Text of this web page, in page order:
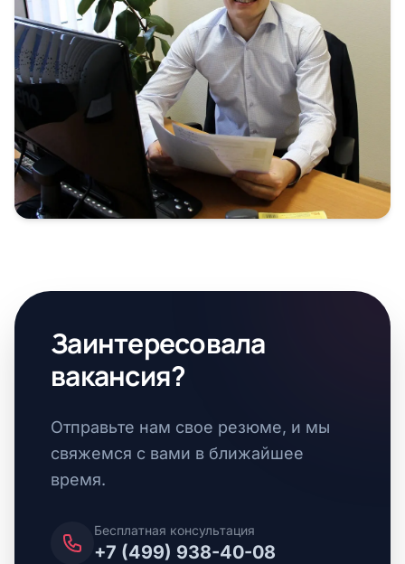
Заинтересовала
вакансия?
Отправьте нам свое резюме, и мы
свяжемся с вами в ближайшее
время.
Бесплатная консультация
+7 (499) 938-40-08